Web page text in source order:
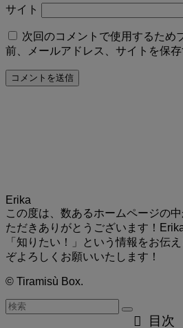
サイト
次回のコメントで使用するため
前、メールアドレス、サイトを保存
Erika
この度は、数あるホームページの
ただきありがとうございます！
「知りたい！」という情報をお伝
ぞよろしくお願いいたします！
© Tiramisù Box.
目次